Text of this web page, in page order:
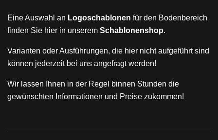
Eine Auswahl an Logoschablonen für den Bodenbereich
finden Sie hier in unserem Schablonenshop.
Varianten oder Ausführungen, die hier nicht aufgeführt sind
können jederzeit bei uns angefragt werden!
Wir lassen Ihnen in der Regel binnen Stunden die
gewünschten Informationen und Preise zukommen!